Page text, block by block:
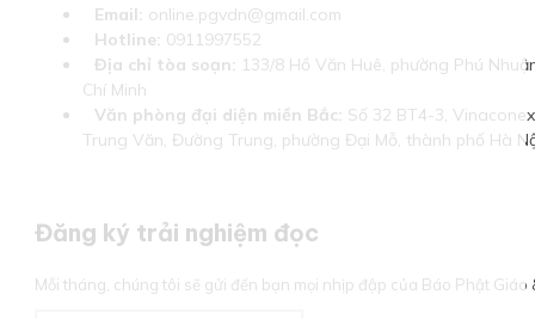
Email: online.pgvdn@gmail.com
Hotline: 0911997552
Địa chỉ tòa soạn: 133/8 Hồ Văn Huê, phường Phú
Chí Minh
Văn phòng đại diện miền Bắc: Số 32 BT4-3,
Trung Văn, Đường Trung, phường Đại Mỗ, thành phố Hà
Đăng ký trải nghiệm đọc
Mỗi tháng, chúng tôi sẽ gửi đến bạn mọi nhịp đập của Báo Phật Giáo